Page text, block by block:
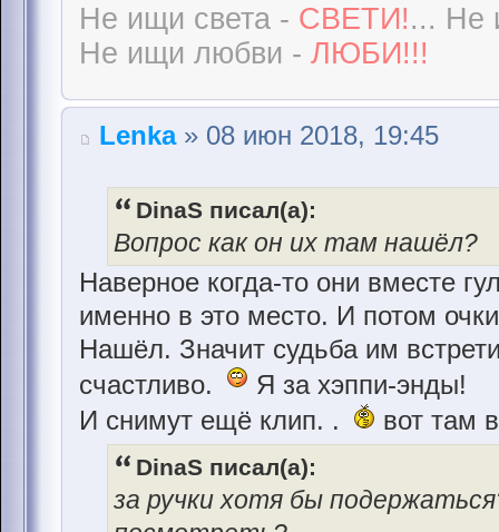
Не ищи света - СВЕТИ!... Не
Не ищи любви - ЛЮБИ!!!
Lenka» 08 июн 2018, 19:45
DinaS писал(а):
Вопрос как он их там нашёл?
Наверное когда-то они вместе
именно в это место. И потом
Нашёл. Значит судьба им
счастливо.
Я за хэппи-энды!
И снимут ещё клип. .
вот там
DinaS писал(а):
за ручки хотя бы